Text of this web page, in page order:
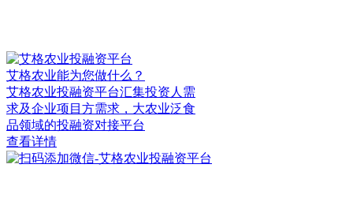
艾格农业能为您做什么？
艾格农业投融资平台汇集投资人需
求及企业项目方需求，大农业泛食
品领域的投融资对接平台
查看详情